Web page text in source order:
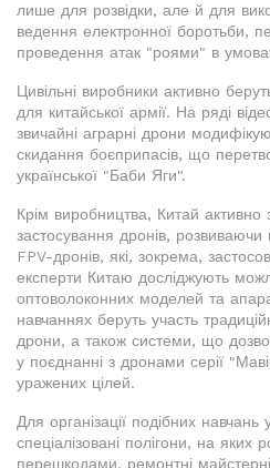
лише для розвідки, але й для
ведення електронної боротьби,
проведення атак "роями" в
Цивільні виробники активно
для китайської армії. На ряді
звичайні аграрні дрони
скидання боєприпасів, що
української "Баби Яги".
Крім виробництва, Китай активно
застосування дронів, розвиваючи
FPV-дронів, які, зокрема,
експерти Китаю досліджують
оптоволоконних моделей та
навчаннях беруть участь
дрони, а також системи, що
у поєднанні з дронами серії
уражених цілей.
Для організації подібних навчань
спеціалізовані полігони, на яких
перешкодами, ремонтні